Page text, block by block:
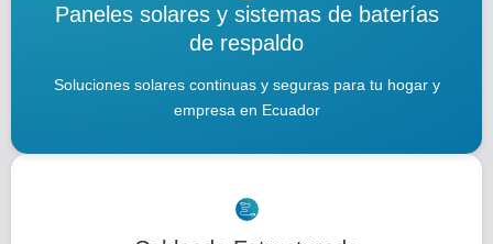
Paneles solares y sistemas de baterías
de respaldo
Soluciones solares continuas y seguras para tu hogar y
empresa en Ecuador